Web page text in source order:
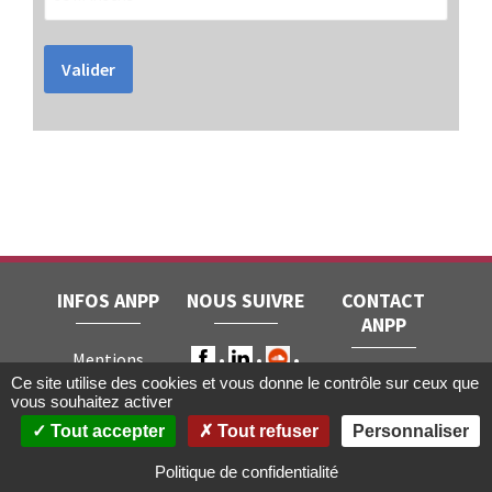
Valider
INFOS ANPP
Mentions
légales RGPD
Contact
Gestion des
NOUS SUIVRE
CONTACT
ANPP
ANPP • 22, rue
Joubert • 75009
Paris
Ce site utilise des cookies et vous donne le contrôle sur ceux que
vous souhaitez activer
Tout accepter
Tout refuser Personnaliser
Politique de confidentialité